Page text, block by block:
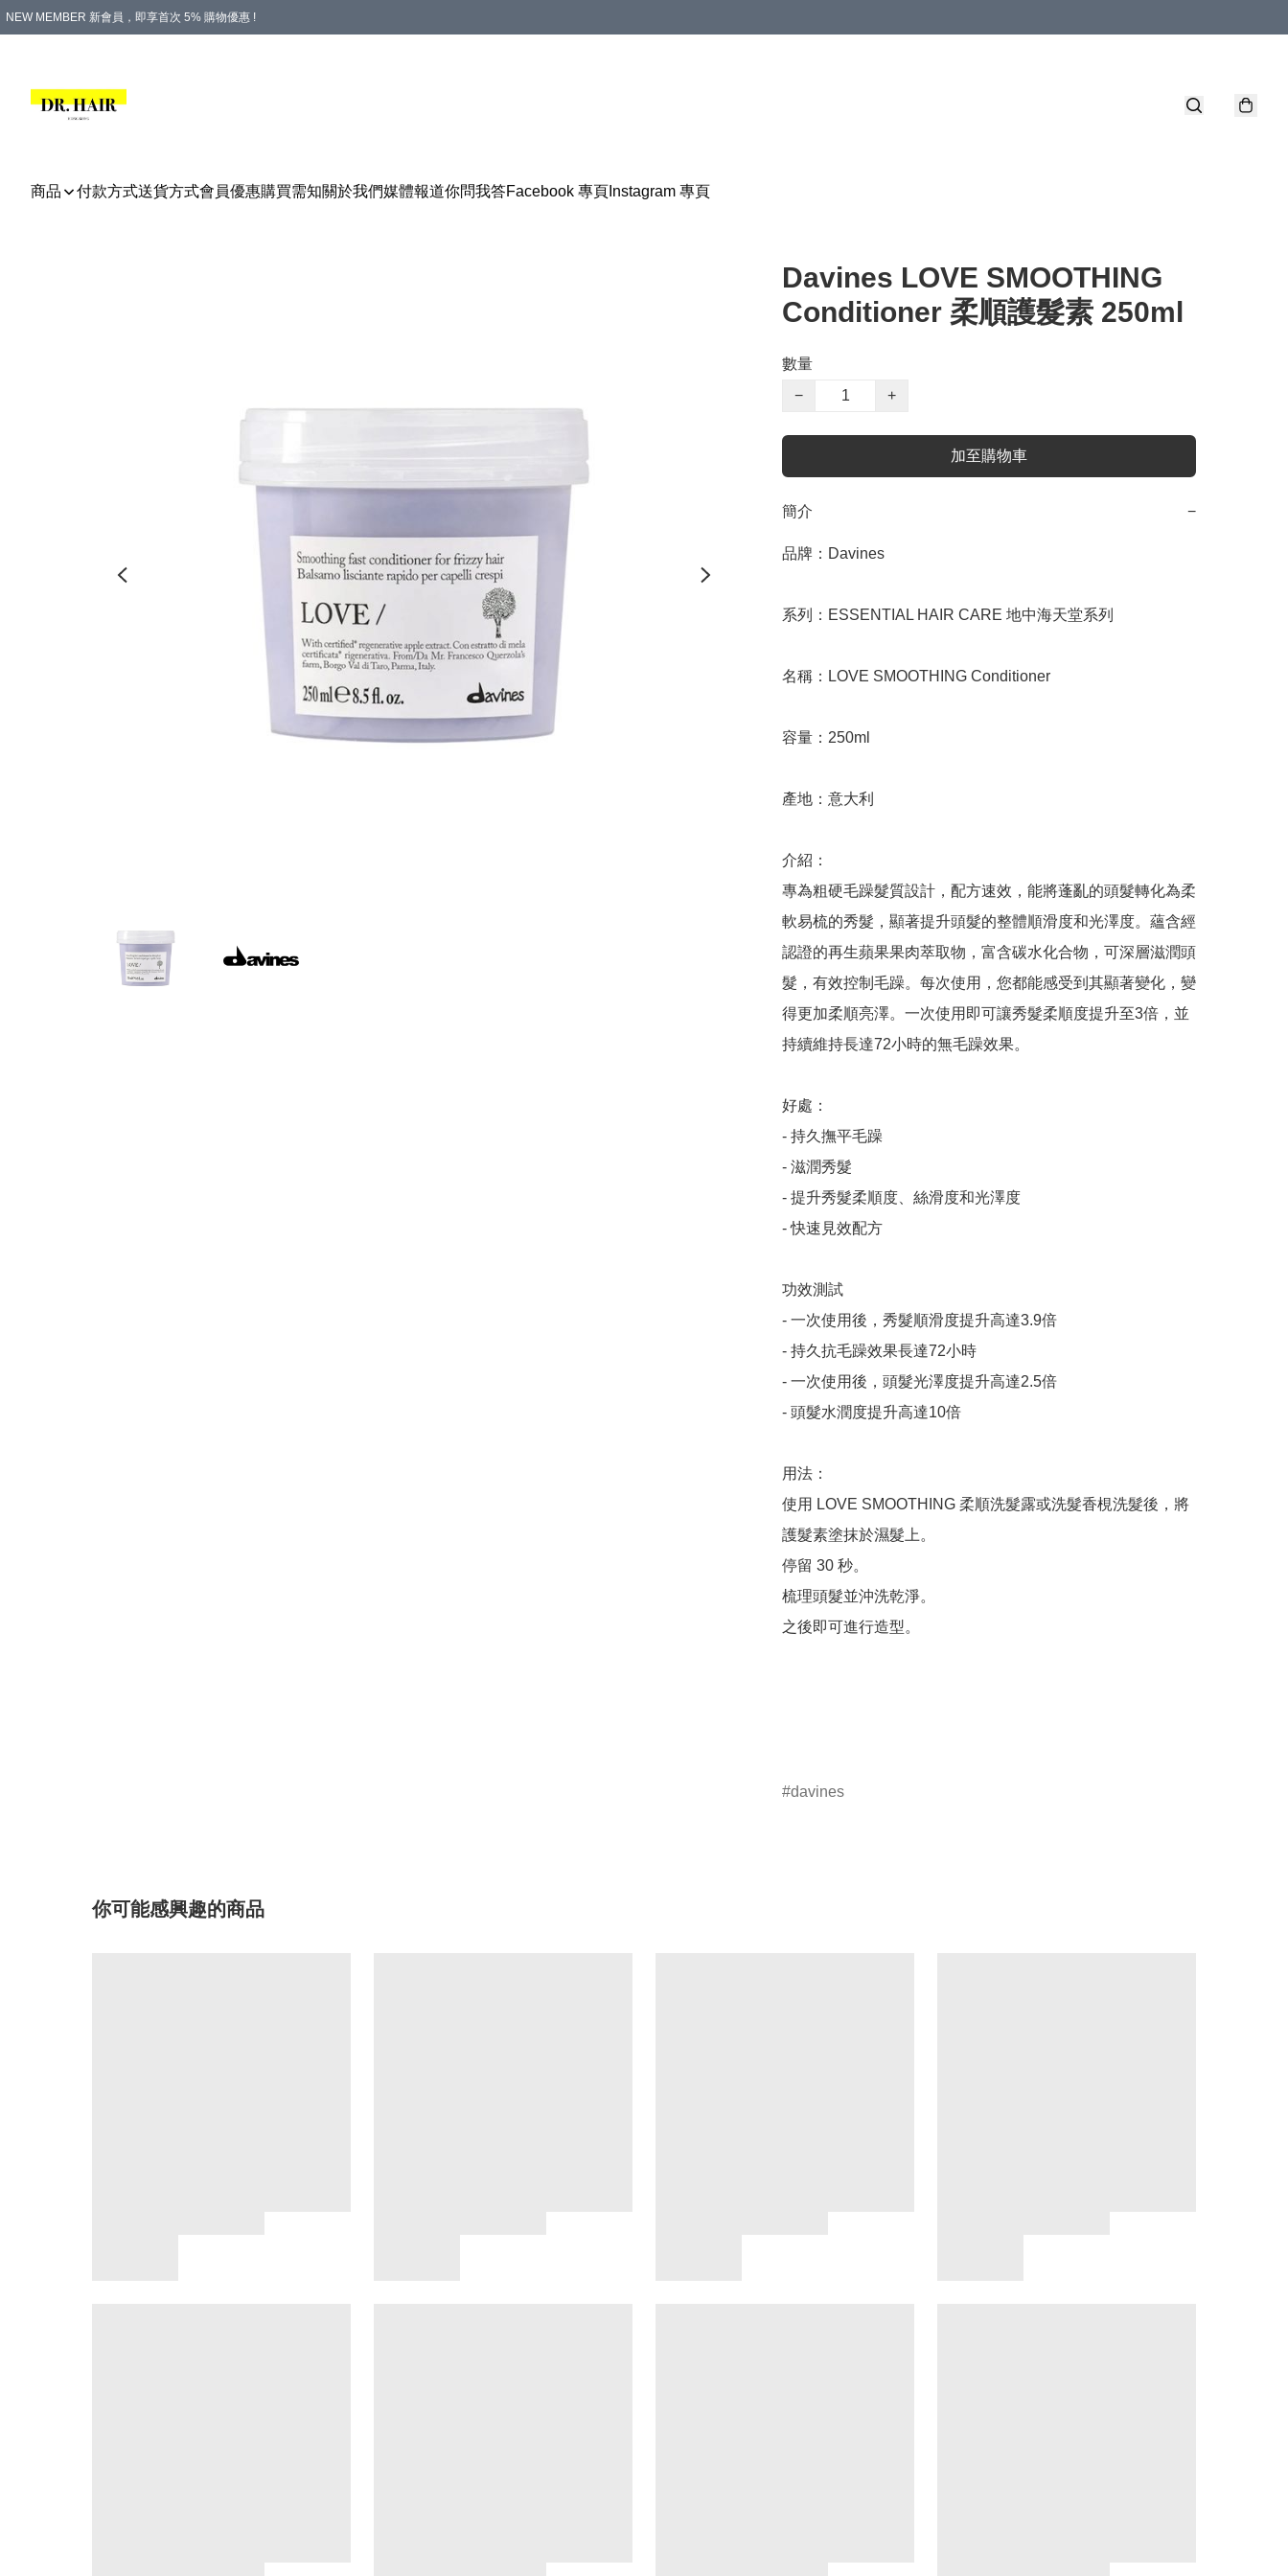
NEW MEMBER 新會員，即享首次 5% 購物優惠 !
商品 付款方式送貨方式會員優惠購買需知關於我們媒體報道你問我答Facebook 專頁 Instagram 專頁
Davines LOVE SMOOTHING
Conditioner 柔順護髮素 250ml
數量
−
+
加至購物車
簡介 −
品牌：Davines
系列：ESSENTIAL HAIR CARE 地中海天堂系列
名稱：LOVE SMOOTHING Conditioner
容量：250ml
產地：意大利
介紹：
專為粗硬毛躁髮質設計，配方速效，能將蓬亂的頭髮轉化為柔
軟易梳的秀髮，顯著提升頭髮的整體順滑度和光澤度。蘊含經
認證的再生蘋果果肉萃取物，富含碳水化合物，可深層滋潤頭
髮，有效控制毛躁。每次使用，您都能感受到其顯著變化，變
得更加柔順亮澤。一次使用即可讓秀髮柔順度提升至3倍，並
持續維持長達72小時的無毛躁效果。
好處：
- 持久撫平毛躁
- 滋潤秀髮
- 提升秀髮柔順度、絲滑度和光澤度
- 快速見效配方
功效測試
- 一次使用後，秀髮順滑度提升高達3.9倍
- 持久抗毛躁效果長達72小時
- 一次使用後，頭髮光澤度提升高達2.5倍
- 頭髮水潤度提升高達10倍
用法：
使用 LOVE SMOOTHING 柔順洗髮露或洗髮香梘洗髮後，將
護髮素塗抹於濕髮上。
停留 30 秒。
梳理頭髮並沖洗乾淨。
之後即可進行造型。
davines
你可能感興趣的商品